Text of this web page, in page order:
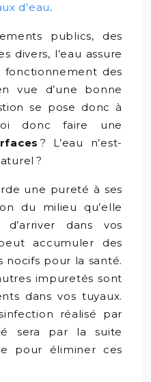
d’eau.
publics, des
divers, l’eau assure
des
vue d’une bonne
se pose donc à
donc faire une
? L’eau n’est-
?
une pureté à ses
du milieu qu’elle
dans vos
accumuler des
pour la santé.
impuretés sont
dans vos tuyaux.
réalisé par
sera par la suite
pour éliminer ces